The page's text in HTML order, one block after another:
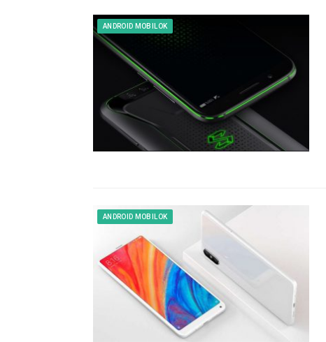
ANDROID MOBILOK
ANDROID MOBILOK